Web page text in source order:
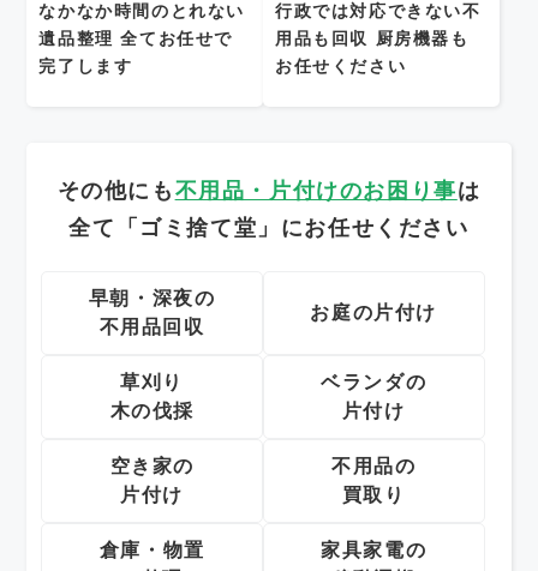
なかなか時間のとれない
遺品整理 全てお任せで
完了します
行政では対応できない不
用品も回収
厨房機器も
お任せください
その他にも 不用品・片付けのお困り事は
全て「ゴミ捨て堂」にお任せください
早朝・深夜の
不用品回収
お庭の片付け
草刈り
木の伐採
ベランダの
片付け
空き家の
片付け
不用品の
買取り
倉庫・物置
家具家電の